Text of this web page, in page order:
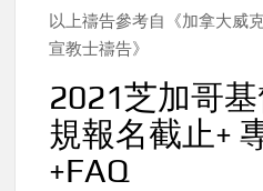
以上禱告參考自《加拿大威
宣教士禱告》
2021芝加哥
規報名截止+
+FAQ